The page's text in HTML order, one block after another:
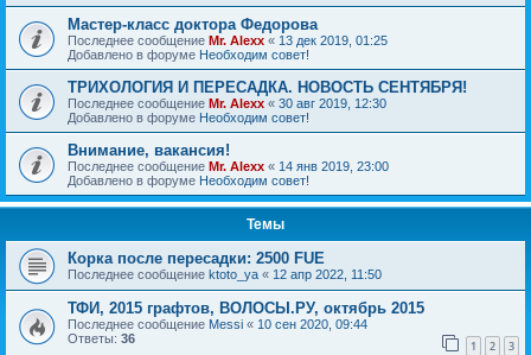
Мастер-класс доктора Федорова
Последнее сообщение Mr. Alexx « 13 дек 2019, 01:25
Добавлено в форуме Необходим совет!
ТРИХОЛОГИЯ И ПЕРЕСАДКА. НОВОСТЬ СЕНТЯБРЯ!
Последнее сообщение Mr. Alexx « 30 авг 2019, 12:30
Добавлено в форуме Необходим совет!
Внимание, вакансия!
Последнее сообщение Mr. Alexx « 14 янв 2019, 23:00
Добавлено в форуме Необходим совет!
Темы
Корка после пересадки: 2500 FUE
Последнее сообщение ktoto_ya « 12 апр 2022, 11:50
ТФИ, 2015 графтов, ВОЛОСЫ.РУ, октябрь 2015
Последнее сообщение Messi « 10 сен 2020, 09:44
Ответы: 36 1 2 3